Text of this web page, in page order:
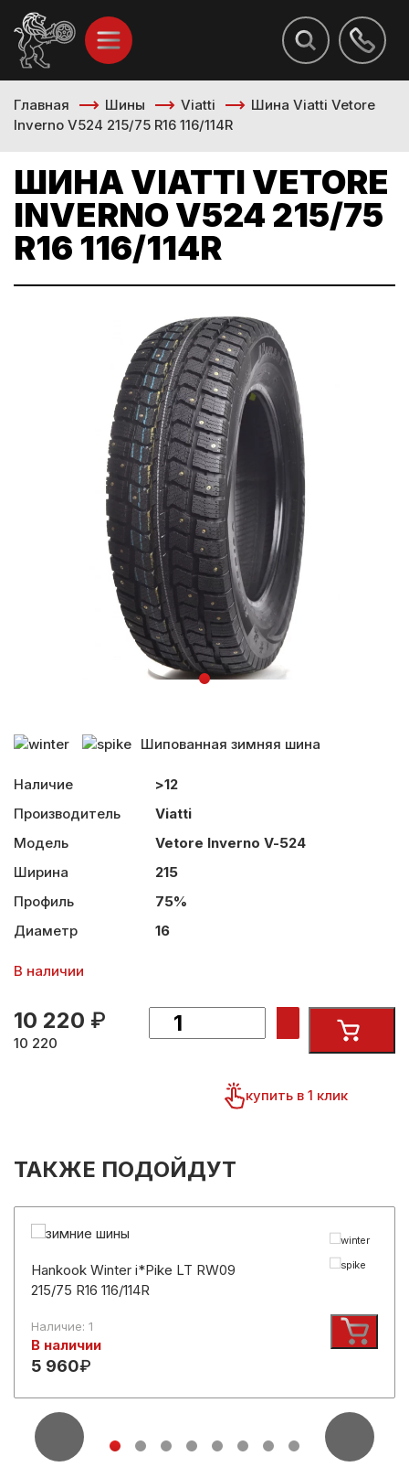
Главная Шины Viatti
Шина Viatti Vetore
Inverno V524 215/75 R16 116/114R
ШИНА VIATTI VETORE
INVERNO V524 215/75
R16 116/114R
Шипованная зимняя шина
Наличие
>12
Производитель
Viatti
Модель
Vetore Inverno V-524
Ширина
215
Профиль
75%
Диаметр
16
В наличии
10 220 ₽
10 220
купить в 1 клик
ТАКЖЕ ПОДОЙДУТ
Hankook Winter i*Pike LT RW09
215/75 R16 116/114R
Наличие: 1
В наличии
5 960₽